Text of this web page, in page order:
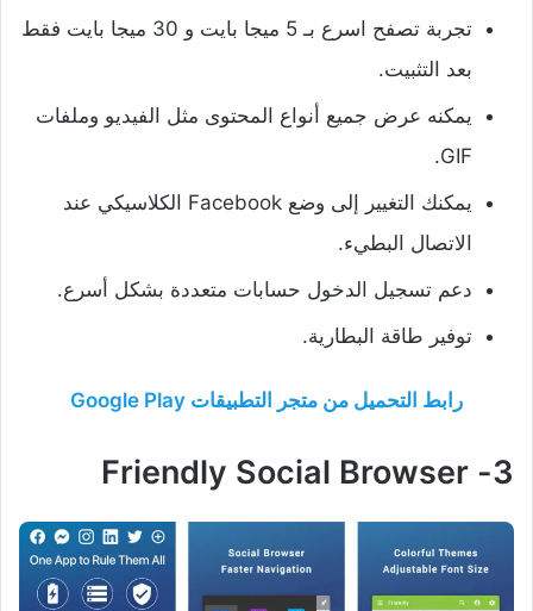
تجربة تصفح اسرع بـ 5 ميجا بايت و 30 ميجا بايت فقط
بعد التثبيت.
يمكنه عرض جميع أنواع المحتوى مثل الفيديو وملفات
GIF.
يمكنك التغيير إلى وضع Facebook الكلاسيكي عند
الاتصال البطيء.
دعم تسجيل الدخول حسابات متعددة بشكل أسرع.
توفير طاقة البطارية.
رابط التحميل من متجر التطبيقات Google Play
3- Friendly Social Browser‏